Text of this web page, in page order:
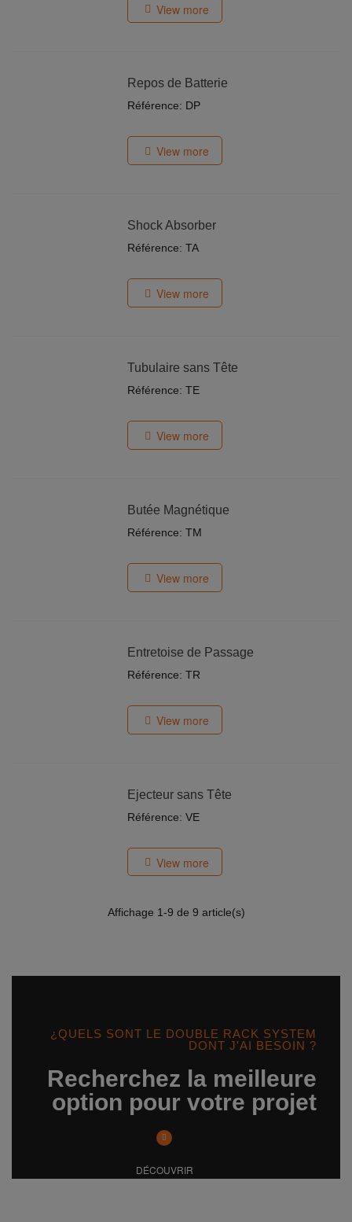
View more
Repos de Batterie
Référence: DP
View more
Shock Absorber
Référence: TA
View more
Tubulaire sans Tête
Référence: TE
View more
Butée Magnétique
Référence: TM
View more
Entretoise de Passage
Référence: TR
View more
Ejecteur sans Tête
Référence: VE
View more
Affichage 1-9 de 9 article(s)
¿QUELS SONT LE DOUBLE RACK SYSTEM
DONT J'AI BESOIN ?
Recherchez la meilleure
option pour votre projet
DÉCOUVRIR